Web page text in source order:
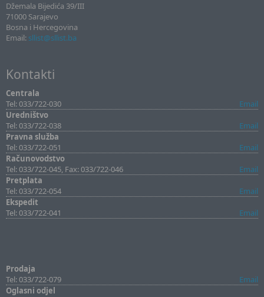
Džemala Bijedića 39/III
71000 Sarajevo
Bosna i Hercegovina
Email: sllist@sllist.ba
Kontakti
Centrala
Tel: 033/722-030
Email
Uredništvo
Tel: 033/722-038
Email
Pravna služba
Tel: 033/722-051
Email
Računovodstvo
Tel: 033/722-045, Fax: 033/722-046
Email
Pretplata
Tel: 033/722-054
Email
Ekspedit
Tel: 033/722-041
Email
Prodaja
Tel: 033/722-079
Email
Oglasni odjel